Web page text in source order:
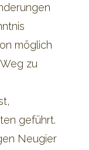
möglich
zu
geführt.
Neugier